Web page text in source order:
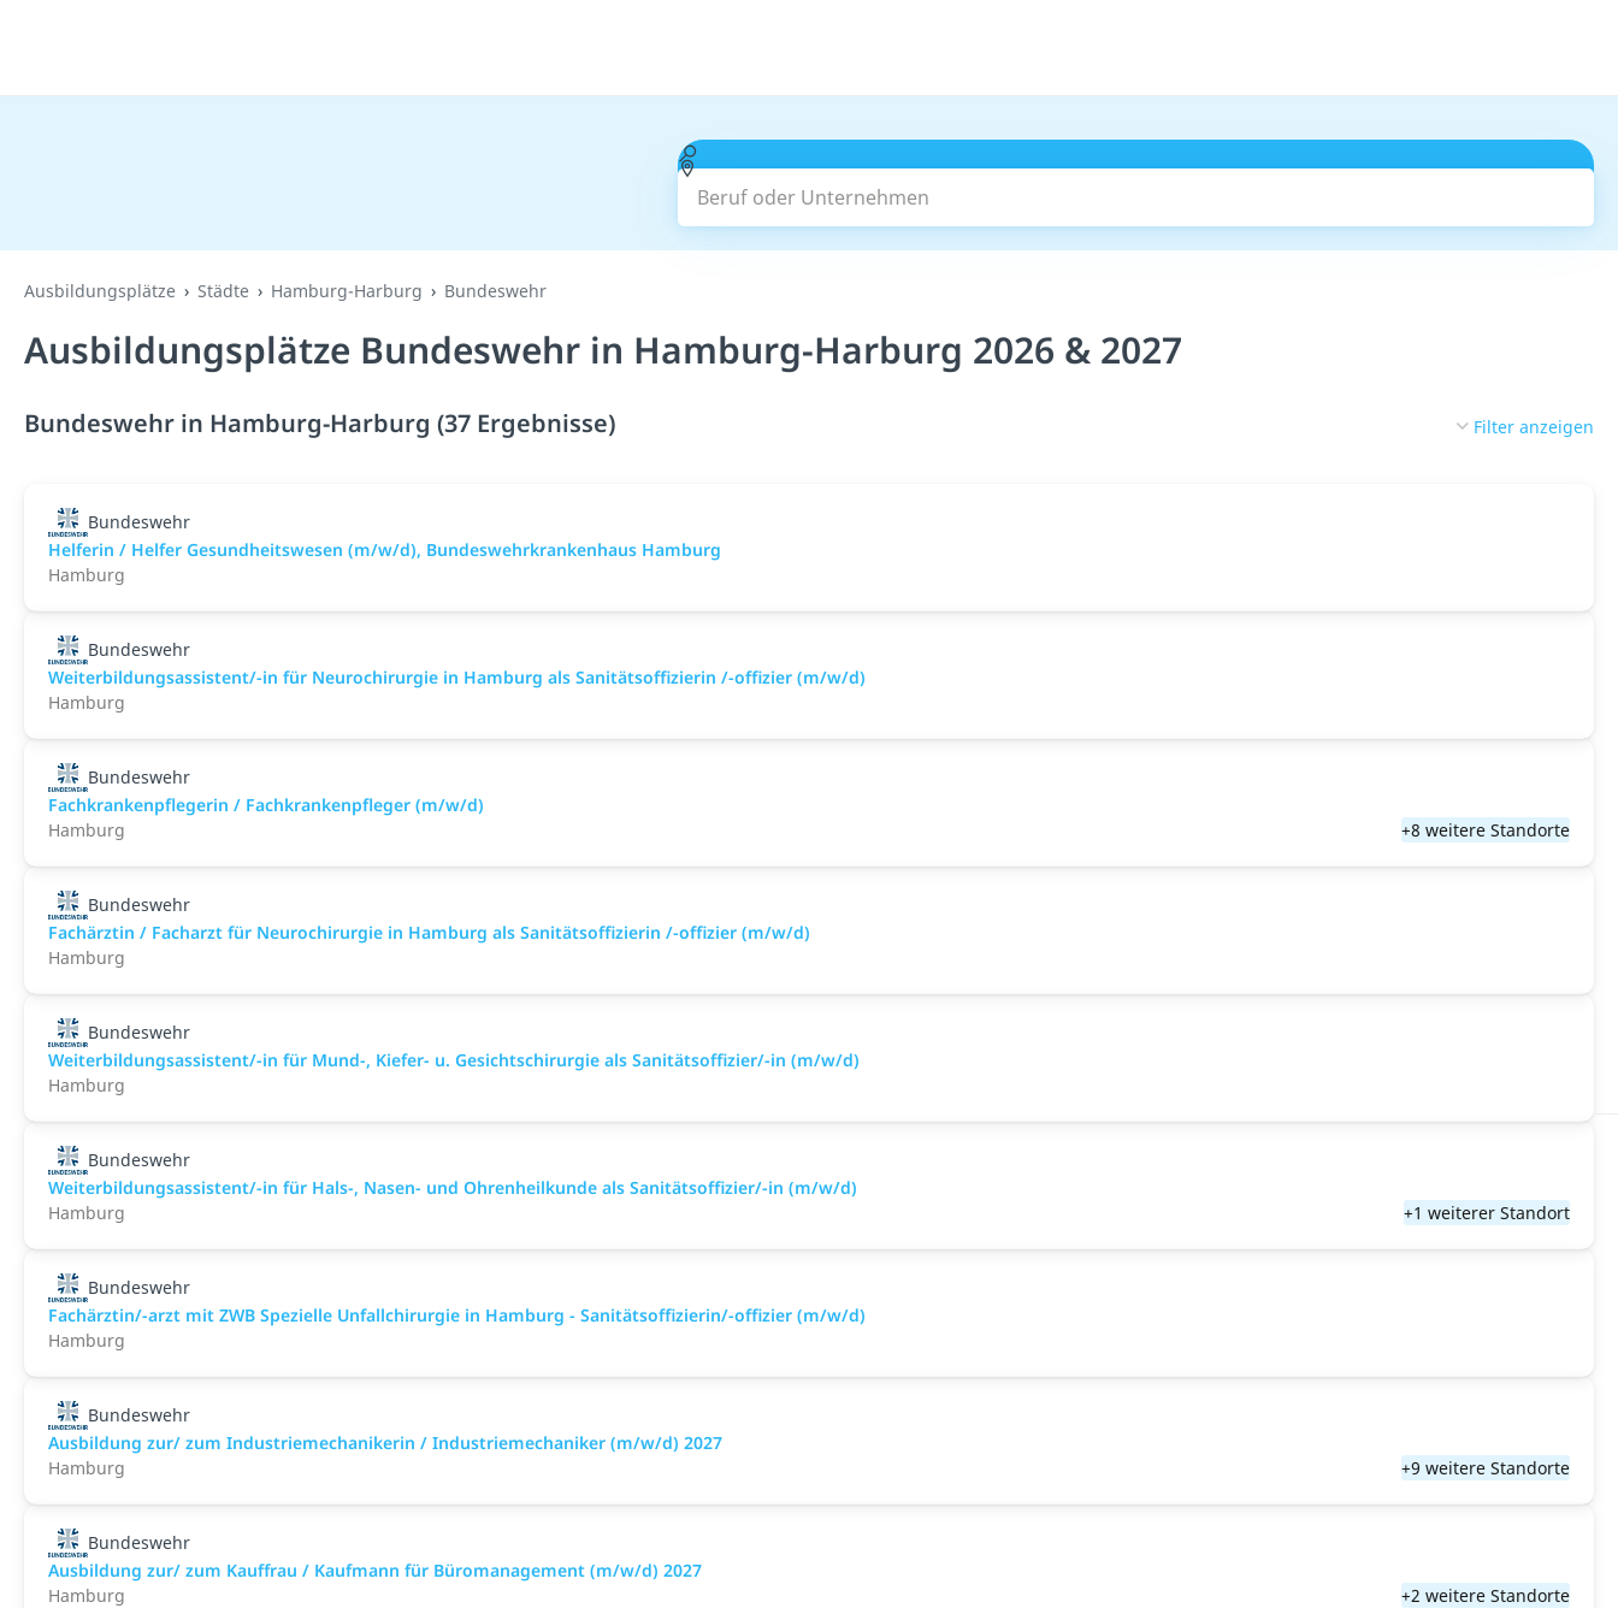
Beruf oder Unternehmen
Ausbildungsplätze Städte Hamburg-Harburg Bundeswehr
Ausbildungsplätze Bundeswehr in Hamburg-Harburg 2026 & 2027
Bundeswehr in Hamburg-Harburg (37 Ergebnisse) Filter anzeigen
Bundeswehr
Helferin / Helfer Gesundheitswesen (m/w/d), Bundeswehrkrankenhaus Hamburg
Hamburg
Bundeswehr
Weiterbildungsassistent/-in für Neurochirurgie in Hamburg als Sanitätsoffizierin /-offizier (m/w/d)
Hamburg
Bundeswehr
Fachkrankenpflegerin / Fachkrankenpfleger (m/w/d)
Hamburg
+8 weitere Standorte
Bundeswehr
Fachärztin / Facharzt für Neurochirurgie in Hamburg als Sanitätsoffizierin /-offizier (m/w/d)
Hamburg
Bundeswehr
Weiterbildungsassistent/-in für Mund-, Kiefer- u. Gesichtschirurgie als Sanitätsoffizier/-in (m/w/d)
Hamburg
Bundeswehr
Weiterbildungsassistent/-in für Hals-, Nasen- und Ohrenheilkunde als Sanitätsoffizier/-in (m/w/d)
Hamburg
+1 weiterer Standort
Bundeswehr
Fachärztin/-arzt mit ZWB Spezielle Unfallchirurgie in Hamburg - Sanitätsoffizierin/-offizier (m/w/d)
Hamburg
Bundeswehr
Ausbildung zur/ zum Industriemechanikerin / Industriemechaniker (m/w/d) 2027
Hamburg
+9 weitere Standorte
Bundeswehr
Ausbildung zur/ zum Kauffrau / Kaufmann für Büromanagement (m/w/d) 2027
Hamburg
+2 weitere Standorte